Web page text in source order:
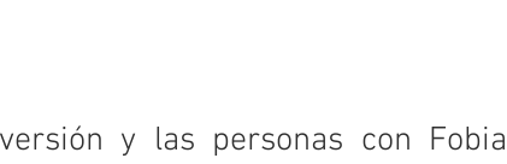
y las personas con Fobia